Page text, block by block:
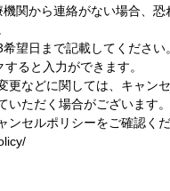
関から連絡がない場合、恐
望日まで記載してください
ると入力ができます。
などに関しては、キャン
いただく場合がございます。
ンセルポリシーをご確認く